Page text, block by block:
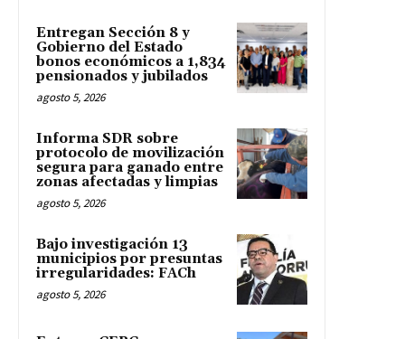
Entregan Sección 8 y
Gobierno del Estado
bonos económicos a 1,834
pensionados y jubilados
agosto 5, 2026
Informa SDR sobre
protocolo de movilización
segura para ganado entre
zonas afectadas y limpias
agosto 5, 2026
Bajo investigación 13
municipios por presuntas
irregularidades: FACh
agosto 5, 2026